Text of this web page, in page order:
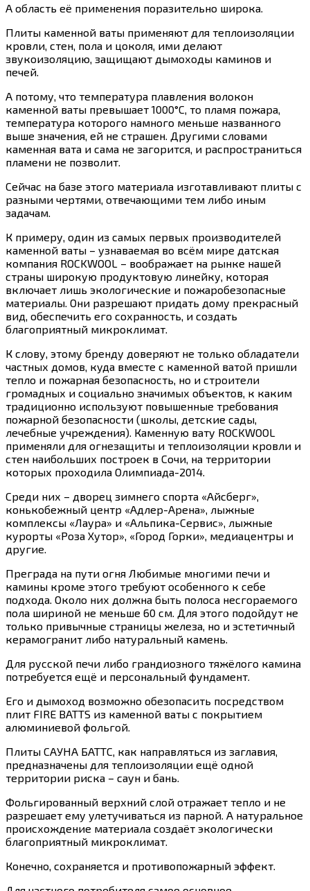
А область её применения поразительно широка.
Плиты каменной ваты применяют для теплоизоляции
кровли, стен, пола и цоколя, ими делают
звукоизоляцию, защищают дымоходы каминов и
печей.
А потому, что температура плавления волокон
каменной ваты превышает 1000°С, то пламя пожара,
температура которого намного меньше названного
выше значения, ей не страшен. Другими словами
каменная вата и сама не загорится, и распространиться
пламени не позволит.
Сейчас на базе этого материала изготавливают плиты с
разными чертями, отвечающими тем либо иным
задачам.
К примеру, один из самых первых производителей
каменной ваты – узнаваемая во всём мире датская
компания ROCKWOOL – воображает на рынке нашей
страны широкую продуктовую линейку, которая
включает лишь экологические и пожаробезопасные
материалы. Они разрешают придать дому прекрасный
вид, обеспечить его сохранность, и создать
благоприятный микроклимат.
К слову, этому бренду доверяют не только обладатели
частных домов, куда вместе с каменной ватой пришли
тепло и пожарная безопасность, но и строители
громадных и социально значимых объектов, к каким
традиционно используют повышенные требования
пожарной безопасности (школы, детские сады,
лечебные учреждения). Каменную вату ROCKWOOL
применяли для огнезащиты и теплоизоляции кровли и
стен наибольших построек в Сочи, на территории
которых проходила Олимпиада-2014.
Среди них – дворец зимнего спорта «Айсберг»,
конькобежный центр «Адлер-Арена», лыжные
комплексы «Лаура» и «Альпика-Сервис», лыжные
курорты «Роза Хутор», «Город Горки», медиацентры и
другие.
Преграда на пути огня Любимые многими печи и
камины кроме этого требуют особенного к себе
подхода. Около них должна быть полоса несгораемого
пола шириной не меньше 60 см. Для этого подойдут не
только привычные страницы железа, но и эстетичный
керамогранит либо натуральный камень.
Для русской печи либо грандиозного тяжёлого камина
потребуется ещё и персональный фундамент.
Его и дымоход возможно обезопасить посредством
плит FIRE BATTS из каменной ваты с покрытием
алюминиевой фольгой.
Плиты САУНА БАТТС, как направляться из заглавия,
предназначены для теплоизоляции ещё одной
территории риска – саун и бань.
Фольгированный верхний слой отражает тепло и не
разрешает ему улетучиваться из парной. А натуральное
происхождение материала создаёт экологически
благоприятный микроклимат.
Конечно, сохраняется и противопожарный эффект.